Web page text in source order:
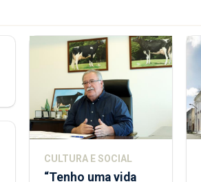
CULTURA E SOCIAL
“Tenho uma vida